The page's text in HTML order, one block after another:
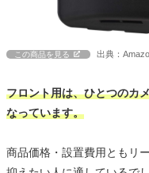
この商品を見る 出典：
フロント用は、ひとつのカ
なっています。
商品価格・設置費用ともリ